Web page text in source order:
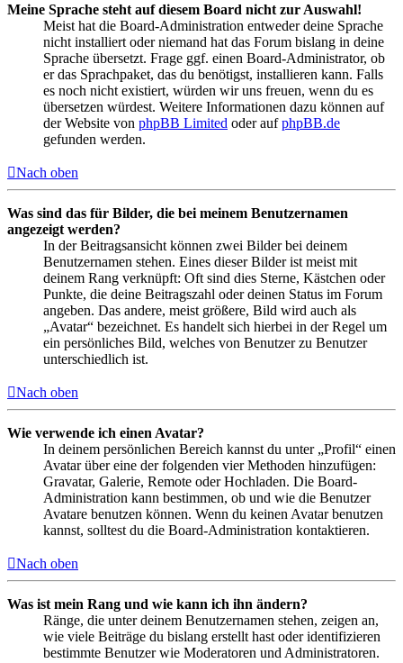
Meine Sprache steht auf diesem Board nicht zur Auswahl!
Meist hat die Board-Administration entweder deine Sprache
nicht installiert oder niemand hat das Forum bislang in deine
Sprache übersetzt. Frage ggf. einen Board-Administrator, ob
er das Sprachpaket, das du benötigst, installieren kann. Falls
es noch nicht existiert, würden wir uns freuen, wenn du es
übersetzen würdest. Weitere Informationen dazu können auf
der Website von phpBB Limited oder aufphpBB.de
gefunden werden.
Nach oben
Was sind das für Bilder, die bei meinem Benutzernamen
angezeigt werden?
In der Beitragsansicht können zwei Bilder bei deinem
Benutzernamen stehen. Eines dieser Bilder ist meist mit
deinem Rang verknüpft: Oft sind dies Sterne, Kästchen oder
Punkte, die deine Beitragszahl oder deinen Status im Forum
angeben. Das andere, meist größere, Bild wird auch als
„Avatar“ bezeichnet. Es handelt sich hierbei in der Regel um
ein persönliches Bild, welches von Benutzer zu Benutzer
unterschiedlich ist.
Nach oben
Wie verwende ich einen Avatar?
In deinem persönlichen Bereich kannst du unter „Profil“ einen
Avatar über eine der folgenden vier Methoden hinzufügen:
Gravatar, Galerie, Remote oder Hochladen. Die Board-
Administration kann bestimmen, ob und wie die Benutzer
Avatare benutzen können. Wenn du keinen Avatar benutzen
kannst, solltest du die Board-Administration kontaktieren.
Nach oben
Was ist mein Rang und wie kann ich ihn ändern?
Ränge, die unter deinem Benutzernamen stehen, zeigen an,
wie viele Beiträge du bislang erstellt hast oder identifizieren
bestimmte Benutzer wie Moderatoren und Administratoren.